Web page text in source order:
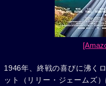
1946年、終戦の喜びに沸く
ット（リリー・ジェームズ